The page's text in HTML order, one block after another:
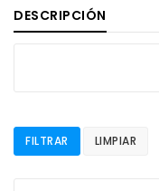
DESCRIPCIÓN
FILTRAR LIMPIAR